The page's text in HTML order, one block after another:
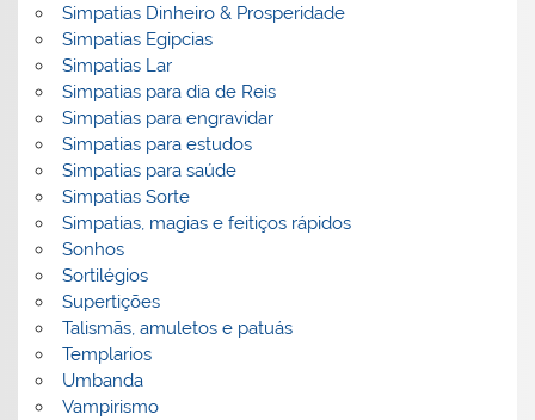
Simpatias Dinheiro & Prosperidade
Simpatias Egipcias
Simpatias Lar
Simpatias para dia de Reis
Simpatias para engravidar
Simpatias para estudos
Simpatias para saúde
Simpatias Sorte
Simpatias, magias e feitiços rápidos
Sonhos
Sortilégios
Supertições
Talismãs, amuletos e patuás
Templarios
Umbanda
Vampirismo